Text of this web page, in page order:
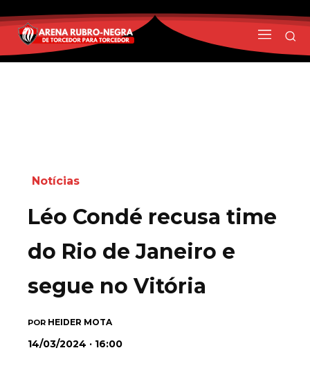
Notícias
Léo Condé recusa time
do Rio de Janeiro e
segue no Vitória
POR HEIDER MOTA
14/03/2024 · 16:00